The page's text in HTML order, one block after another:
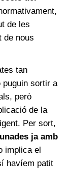
de les
de nous
tan
puguin sortir a
però
de la
Per sort,
ja amb
implica el
havíem patit